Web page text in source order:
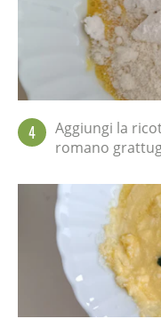
4
Aggiungi la
romano